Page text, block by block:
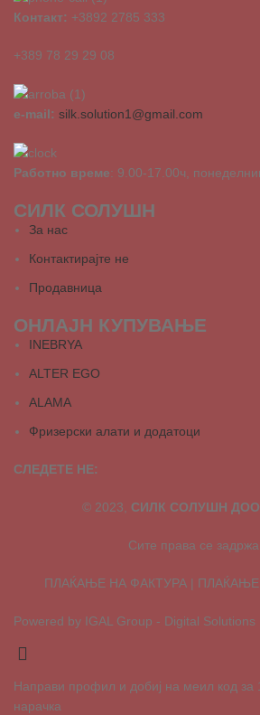
Контакт: +3892 2785 333
+389 78 29 29 08
e-mail: silk.solution1@gmail.com
Работно време: 9.00-17.00ч,
СИЛК СОЛУШН
За нас
Контактирајте не
Продавница
ОНЛАЈН КУПУВАЊЕ
INEBRYA
ALTER EGO
ALAMA
Фризерски алати и додатоци
СЛЕДЕТЕ НЕ:
© 2023, СИЛК СОЛУШН
Сите права се
ПЛАЌАЊЕ НА ФАКТУРА |
Powered by IGAL Group - Digital Solutions
Направи профил и добиј на меил код за
нарачка